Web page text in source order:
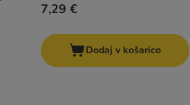
7,29 €
Dodaj v košarico